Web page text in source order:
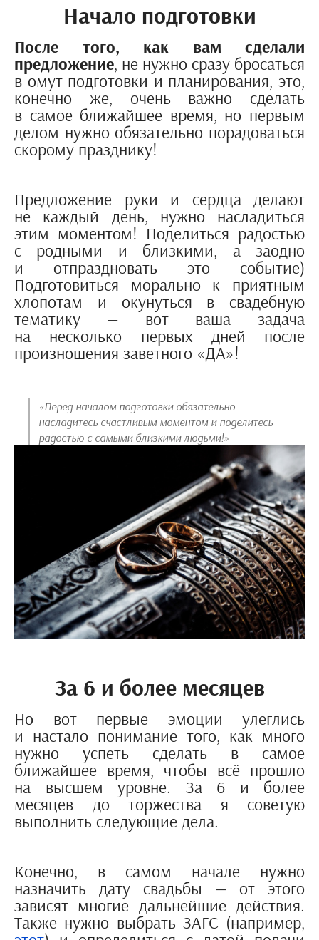
Начало подготовки
После того, как вам сделали
предложение, не нужно сразу бросаться
в омут подготовки и планирования, это,
конечно же, очень важно сделать
в самое ближайшее время, но первым
делом нужно обязательно порадоваться
скорому празднику!
Предложение руки и сердца делают
не каждый день, нужно насладиться
этим моментом! Поделиться радостью
с родными и близкими, а заодно
и отпраздновать это событие)
Подготовиться морально к приятным
хлопотам и окунуться в свадебную
тематику — вот ваша задача
на несколько первых дней после
произношения заветного «ДА»!
«Перед началом подготовки обязательно
насладитесь счастливым моментом и поделитесь
радостью с самыми близкими людьми!»
За 6 и более месяцев
Но вот первые эмоции улеглись
и настало понимание того, как много
нужно успеть сделать в самое
ближайшее время, чтобы всё прошло
на высшем уровне. За 6 и более
месяцев до торжества я советую
выполнить следующие дела.
Конечно, в самом начале нужно
назначить дату свадьбы — от этого
зависят многие дальнейшие действия.
Также нужно выбрать ЗАГС (например,